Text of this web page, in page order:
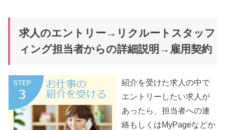
求人のエントリー→リクルートスタッフ
ィング担当者からの詳細説明→雇用契約
紹介を受けた求人の中で
エントリーしたい求人が
あったら、担当者への連
絡もしくはMyPageなどか